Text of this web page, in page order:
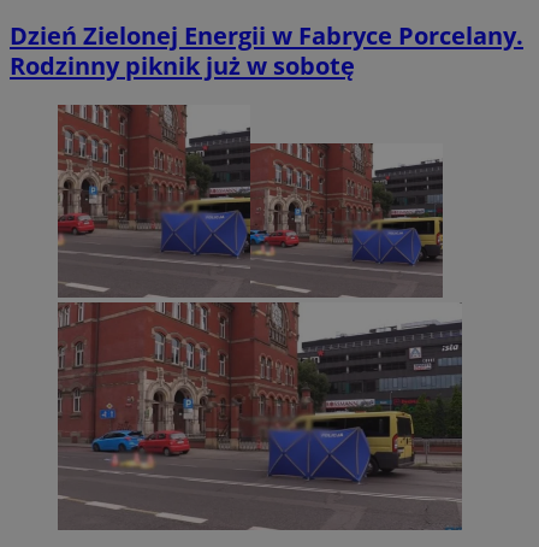
Dzień Zielonej Energii w Fabryce Porcelany.
Rodzinny piknik już w sobotę